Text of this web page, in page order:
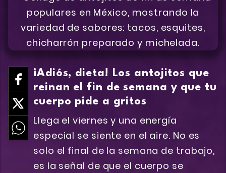
¡Adiós, dieta! Los antojitos que
reinan el fin de semana y que tu
cuerpo pide a gritos
Llega el viernes y una energía
especial se siente en el aire. No es
solo el final de la semana de trabajo,
es la señal de que el cuerpo se